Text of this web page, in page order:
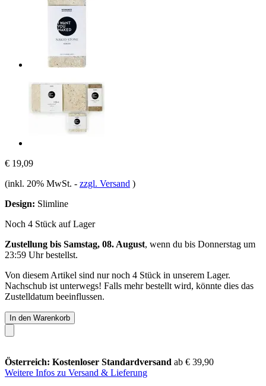
€ 19,09
(inkl. 20% MwSt. - zzgl. Versand )
Design: Slimline
Noch 4 Stück auf Lager
Zustellung bis Samstag, 08. August, wenn du bis Donnerstag um
23:59 Uhrbestellst.
Von diesem Artikel sind nur noch 4 Stück in unserem Lager.
Nachschub ist unterwegs! Falls mehr bestellt wird, könnte dies das
Zustelldatum beeinflussen.
In den Warenkorb
Österreich: Kostenloser Standardversand ab € 39,90
Weitere Infos zu Versand & Lieferung